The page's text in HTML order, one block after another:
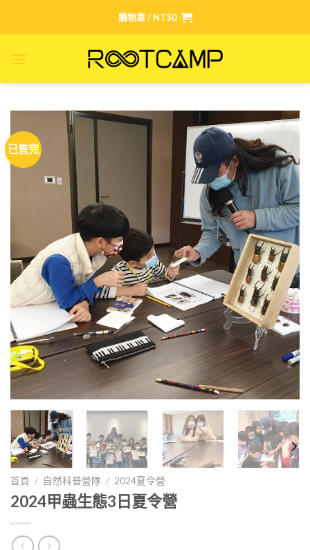
購物車 / NT$0
已售完
首頁 / 自然科普營隊 / 2024夏令營
2024甲蟲生態3日夏令營